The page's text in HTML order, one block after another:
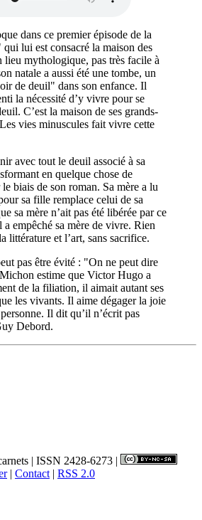
dans ce premier épisode de la
lui est consacré la maison des
lieu mythologique, pas très facile à
natale a aussi été une tombe, un
de deuil" dans son enfance. Il
la nécessité d’y vivre pour se
C’est la maison de ses grands-
vies minuscules fait vivre cette
avec tout le deuil associé à sa
en quelque chose de
biais de son roman. Sa mère a lu
sa fille remplace celui de sa
sa mère n’ait pas été libérée par ce
empêché sa mère de vivre. Rien
littérature et l’art, sans sacrifice.
pas être évité : "On ne peut dire
estime que Victor Hugo a
de la filiation, il aimait autant ses
les vivants. Il aime dégager la joie
Il dit qu’il n’écrit pas
Debord.
| ISSN 2428-6273 |
| Contact | RSS 2.0